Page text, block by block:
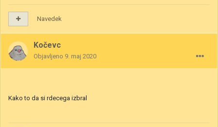
Navedek
Kočevc
Objavljeno 9. maj 2020
Kako to da si rdecega izbral